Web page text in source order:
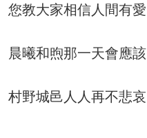
您教大家相信人間有愛
晨曦和煦那一天會應該
村野城邑人人再不悲哀